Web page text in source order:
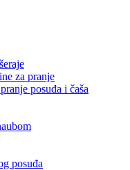
za pranje
posuđa i čaša
posuđa